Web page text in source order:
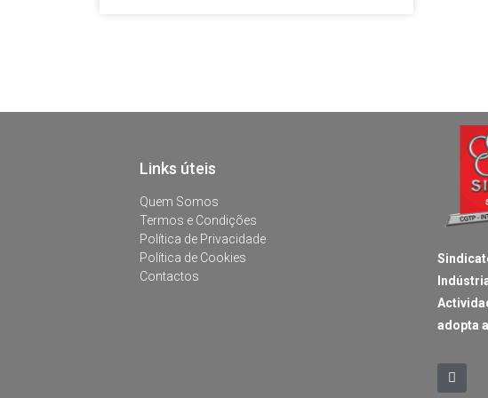
Links úteis
Quem Somos
Termos e Condições
Política de Privacidade
Política de Cookies
Contactos
adopta